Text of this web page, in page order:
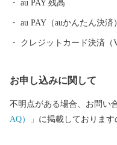
au PAY 残高
au PAY（auかんたん決
クレジットカード決済（
お申し込みに関して
不明点がある場合、お問い
AQ）」 に掲載しております